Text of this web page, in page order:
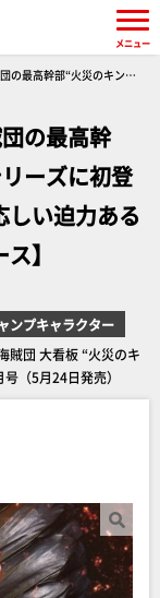
の最高幹部“火災のキン
の最高幹
ーズに初登
い迫力ある
】
ンプキャラクター
賊団 大看板 “火災のキ
（5月24日発売）
メニュー